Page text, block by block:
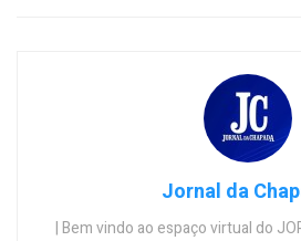
Jornal da
| Bem vindo ao espaço virtual do